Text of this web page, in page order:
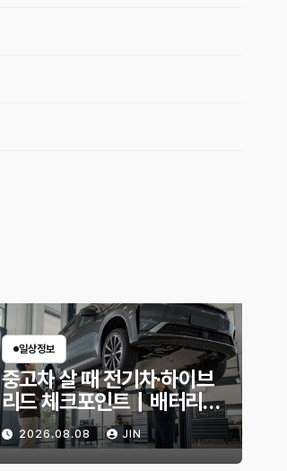
일상정보
중고차 살 때 전기차·하이브
리드 체크포인트｜배터리
상태 확인법과 놓치기 쉬운
위험 신호
2026.08.08 JIN